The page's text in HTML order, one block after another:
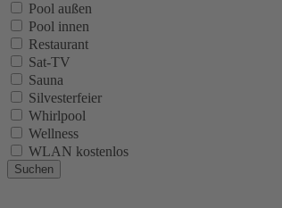
Pool außen
Pool innen
Restaurant
Sat-TV
Sauna
Silvesterfeier
Whirlpool
Wellness
WLAN kostenlos
Suchen